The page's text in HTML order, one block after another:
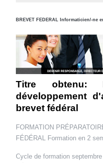
BREVET FEDERAL Informaticien/-ne
Titre obtenu:
développement
brevet fédéral
FORMATION
FÉDÉRAL Formation en 2
Cycle de formation